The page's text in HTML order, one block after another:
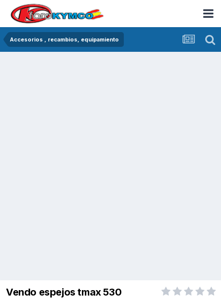
Accesorios , recambios, equipamiento
Vendo espejos tmax 530